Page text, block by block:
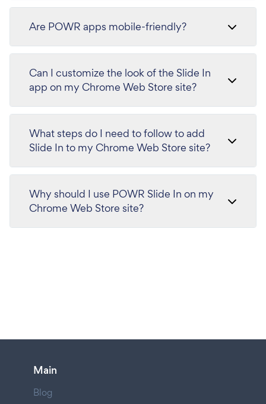
Are POWR apps mobile-friendly?
Can I customize the look of the Slide In
app on my Chrome Web Store site?
What steps do I need to follow to add
Slide In to my Chrome Web Store site?
Why should I use POWR Slide In on my
Chrome Web Store site?
Main
Blog